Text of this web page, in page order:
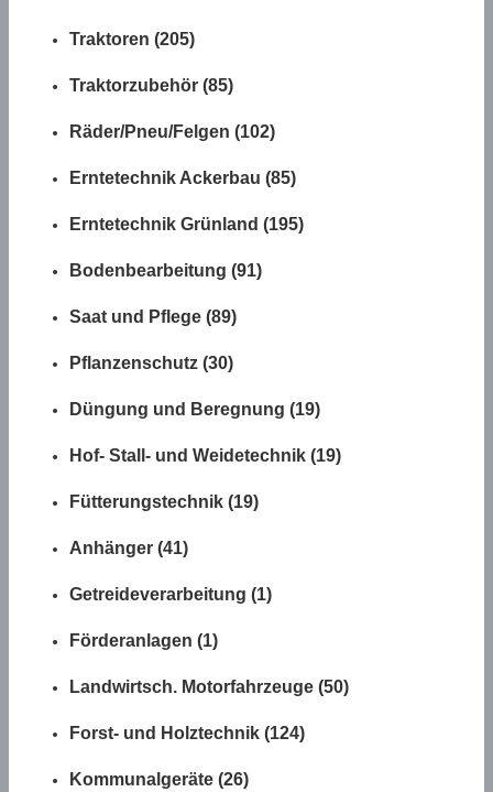
Traktoren (205)
Traktorzubehör (85)
Räder/Pneu/Felgen (102)
Erntetechnik Ackerbau (85)
Erntetechnik Grünland (195)
Bodenbearbeitung (91)
Saat und Pflege (89)
Pflanzenschutz (30)
Düngung und Beregnung (19)
Hof- Stall- und Weidetechnik (19)
Fütterungstechnik (19)
Anhänger (41)
Getreideverarbeitung (1)
Förderanlagen (1)
Landwirtsch. Motorfahrzeuge (50)
Forst- und Holztechnik (124)
Kommunalgeräte (26)